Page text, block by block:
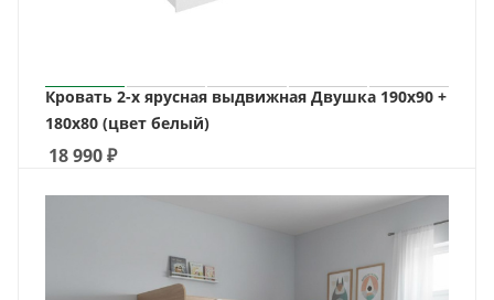
Кровать 2-х ярусная выдвижная Двушка 190х90 +
180х80 (цвет белый)
18 990₽